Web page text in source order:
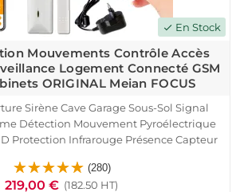
check En Stock
Mouvements Contrôle Accès
Logement Connecté GSM
ORIGINAL Meian FOCUS
Sirène Cave Garage Sous-Sol Signal
Détection Mouvement Pyroélectrique
Protection Infrarouge Présence Capteur
Ethernet TCP IP Réseau GSM
(280)
219,00 € (182.50 HT)